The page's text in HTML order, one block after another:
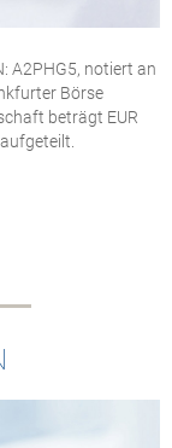
A2PHG5, notiert an
Börse
beträgt EUR